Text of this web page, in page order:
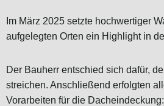
Im März 2025 setzte hochwertiger
aufgelegten Orten ein Highlight in
Der Bauherr entschied sich dafür,
streichen. Anschließend erfolgten
Vorarbeiten für die